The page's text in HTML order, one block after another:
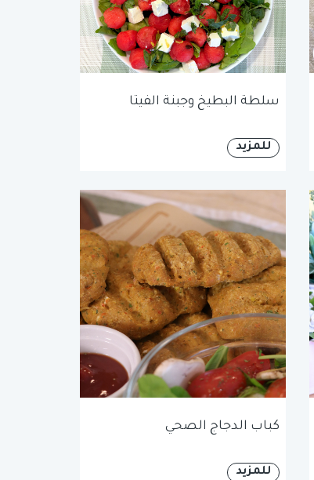
سلطة البطيخ وجبنة الفيتا
للمزيد
كباب الدجاج الصحي
للمزيد